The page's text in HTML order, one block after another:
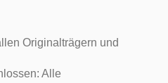
Originalträgern und
Alle